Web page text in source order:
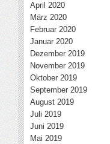
April 2020
März 2020
Februar 2020
Januar 2020
Dezember 2019
November 2019
Oktober 2019
September 2019
August 2019
Juli 2019
Juni 2019
Mai 2019